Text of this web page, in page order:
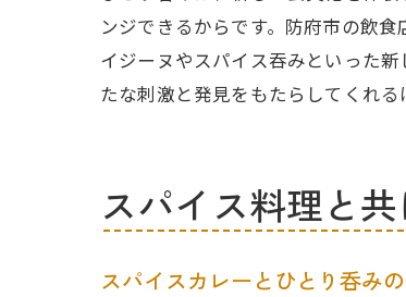
ンジできるからです。防府市の飲
イジーヌやスパイス吞みといった
たな刺激と発見をもたらしてくれる
スパイス料理と
スパイスカレーとひとり呑み